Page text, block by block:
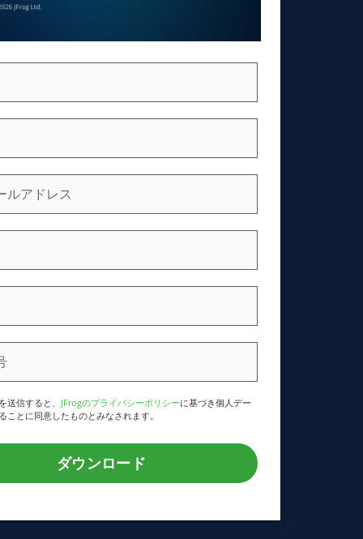
送信すると、 JFrogのプライバシーポリシーに基づき個人デー
ことに同意したものとみなされます。
ダウンロード